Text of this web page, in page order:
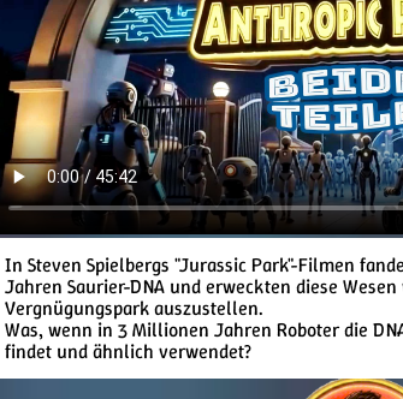
In Steven Spielbergs "Jurassic Park"-Filmen
Jahren Saurier-DNA und erweckten diese
Vergnügungspark auszustellen.
Was, wenn in 3 Millionen Jahren Roboter die
findet und ähnlich verwendet?